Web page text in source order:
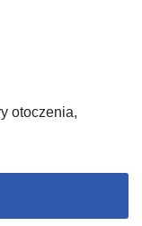
otoczenia,